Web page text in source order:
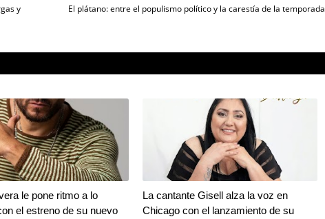
El plátano: entre el populismo político y la carestía de la temporada
y
le pone ritmo a lo
el estreno de su nuevo
La cantante Gisell alza la voz en
Chicago con el lanzamiento de su